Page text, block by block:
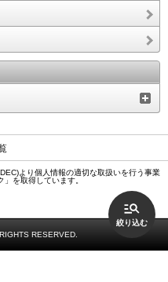
絞り込む
より個人情報の適切な取扱いを行う事業
を取得しています。
RESERVED.